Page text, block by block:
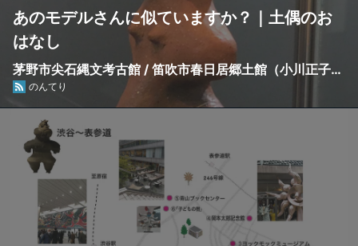
あのモデルさんに似ていますか？｜土偶のお
はなし
茅野市尖石縄文考古館 / 笛吹市春日居郷土館（小川正子記
念館） / 釈迦堂遺跡博物館 / 北杜市考古資料館
のんてり